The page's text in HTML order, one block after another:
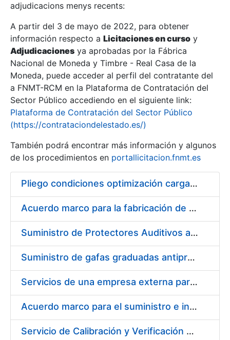
Mostra/Amaga
Mostra/Amaga
Mostra/Amaga
adjudicacions menys recents:
A partir del 3 de mayo de 2022, para obtener
información respecto a Licitaciones en curso y
Adjudicaciones ya aprobadas por la Fábrica
Nacional de Moneda y Timbre - Real Casa de la
Moneda, puede acceder al perfil del contratante del
a FNMT-RCM en la Plataforma de Contratación del
Sector Público accediendo en el siguiente link:
Plataforma de Contratación del Sector Público
(https://contrataciondelestado.es/)
También podrá encontrar más información y algunos
de los procedimientos en portallicitacion.fnmt.es
Pliego condiciones optimización cargas compras firmado
Acuerdo marco para la fabricación de piezas
Suministro de Protectores Auditivos a medida para las personas trabajadoras de los Centros de Trabajo de Madrid y Burgos
Suministro de gafas graduadas antiproyecciones para los trabajadores de la FNMT-RCM en los centros de trabajo de Madrid y Burgos
Servicios de una empresa externa para el asesoramiento y resolución de los recursos de alzada que se presentan relacionados con procesos de selección para la FNMT-RCM
Acuerdo marco para el suministro e instalación de persianas, estores y otros complementos
Servicio de Calibración y Verificación Externa de los Equipos de Medición del Servicio de Prevención de la FNMT-RCM